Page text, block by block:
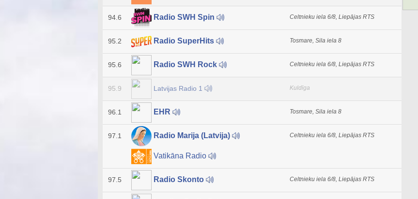
94.6 Radio SWH Spin Celtnieku iela 6/8, Liepājas RTS
95.2 Radio SuperHits Tosmare, Sila iela 8
95.6 Radio SWH Rock Celtnieku iela 6/8, Liepājas RTS
95.9 Latvijas Radio 1 Kuldīga
96.1 EHR Tosmare, Sila iela 8
97.1 Radio Marija (Latvija)
Vatikāna Radio
Celtnieku iela 6/8, Liepājas RTS
97.5 Radio Skonto Celtnieku iela 6/8, Liepājas RTS